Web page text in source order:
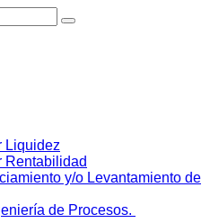
Liquidez
Rentabilidad
y/o Levantamiento de
de Procesos.